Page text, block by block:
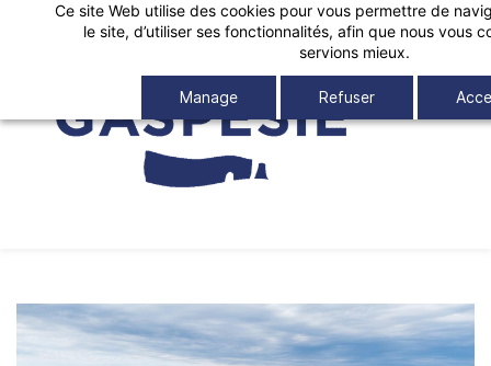
Ce site Web utilise des cookies pour vous permettre de
le site, d’utiliser ses fonctionnalités, afin que nous vous
servions mieux.
Manage Refuser